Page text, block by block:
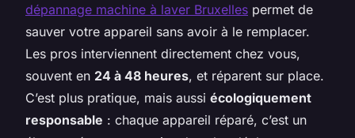
dépannage machine à laver Bruxelles permet de
sauver votre appareil sans avoir à le remplacer.
Les pros interviennent directement chez vous,
souvent en 24 à 48 heures, et réparent sur place.
C’est plus pratique, mais aussi écologiquement
responsable : chaque appareil réparé, c’est un